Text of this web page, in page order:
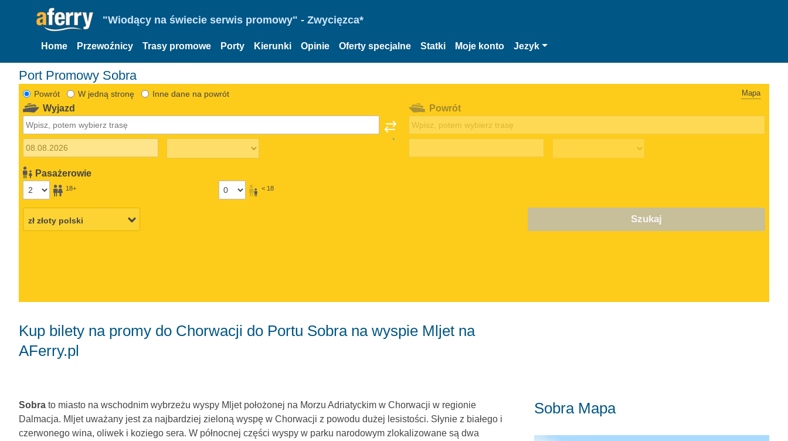
"Wiodący na świecie serwis promowy" - Zwycięzca*
Home Przewoźnicy Trasy promowe Porty Kierunki Opinie Oferty specjalne Statki Moje konto Jezyk
Port Promowy Sobra
Powrót W jedną stronę Inne dane na powrót Mapa
Wyjazd
Pasażerowie
18+ < 18
Powrót
Szukaj
Kup bilety na promy do Chorwacji do Portu Sobra na wyspie Mljet na
AFerry.pl
Sobra to miasto na wschodnim wybrzeżu wyspy Mljet położonej na Morzu Adriatyckim w Chorwacji w regionie
Dalmacja. Mljet uważany jest za najbardziej zieloną wyspę w Chorwacji z powodu dużej lesistości. Słynie z białego i
czerwonego wina, oliwek i koziego sera. W północnej części wyspy w parku narodowym zlokalizowane są dwa
Sobra Mapa